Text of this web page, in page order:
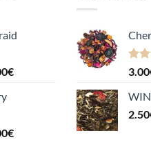
€Hinnavahemik:
€Hinnavahemik:
3.00
2.50